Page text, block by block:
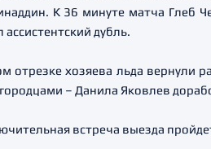
К 36 минуте матча Глеб
дубль.
отрезке хозяева льда вернули
– Данила Яковлев
встреча выезда